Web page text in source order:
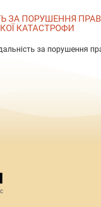
ЗА ПОРУШЕННЯ
КАТАСТРОФИ
за порушення